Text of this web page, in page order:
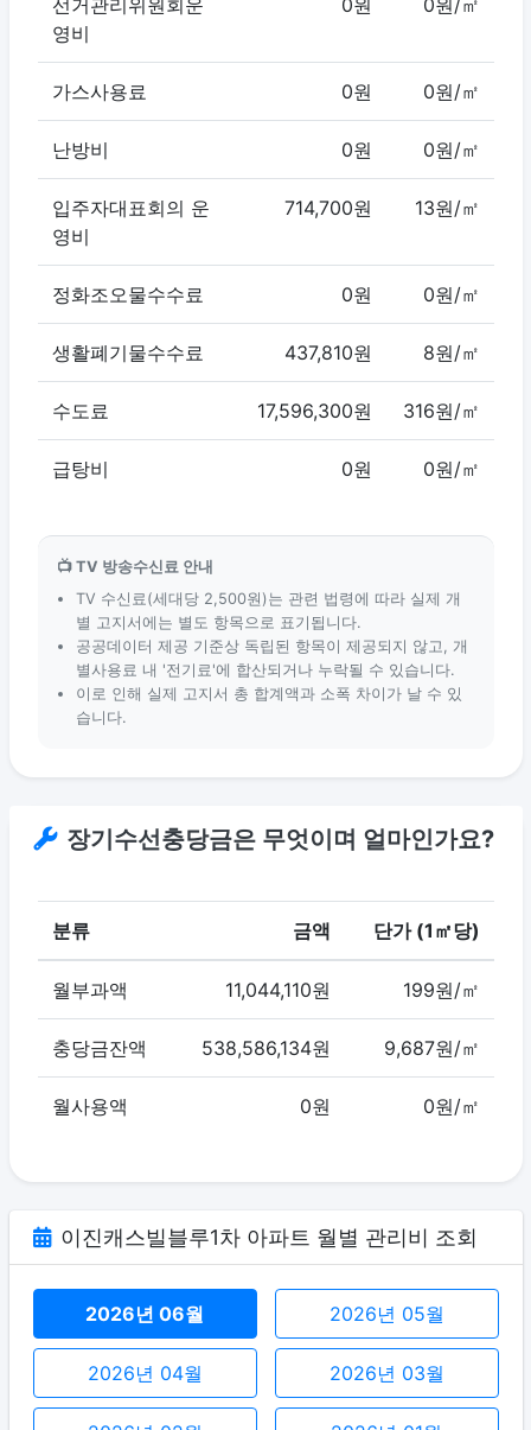
영비
가스사용료 0원 0원/㎡
난방비 0원 0원/㎡
입주자대표회의 운
영비
714,700원 13원/㎡
정화조오물수수료 0원 0원/㎡
생활폐기물수수료 437,810원 8원/㎡
수도료 17,596,300원 316원/㎡
급탕비 0원 0원/㎡
📺 TV 방송수신료 안내
TV 수신료(세대당 2,500원)는 관련 법령에 따라 실제 개
별 고지서에는 별도 항목으로 표기됩니다.
공공데이터 제공 기준상 독립된 항목이 제공되지 않고, 개
별사용료 내 '전기료'에 합산되거나 누락될 수 있습니다.
이로 인해 실제 고지서 총 합계액과 소폭 차이가 날 수 있
습니다.
장기수선충당금은 무엇이며 얼마인가요?
분류 금액 단가 (1㎡당)
월부과액 11,044,110원 199원/㎡
충당금잔액 538,586,134원 9,687원/㎡
월사용액 0원 0원/㎡
이진캐스빌블루1차 아파트 월별 관리비 조회
2026년 06월 2026년 05월
2026년 04월 2026년 03월